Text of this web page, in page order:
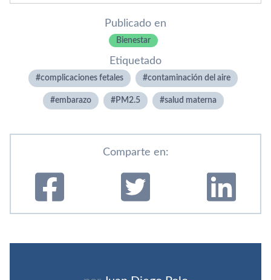
Publicado en
Bienestar
Etiquetado
complicaciones fetales contaminación del aire
embarazo PM2.5 salud materna
Comparte en: